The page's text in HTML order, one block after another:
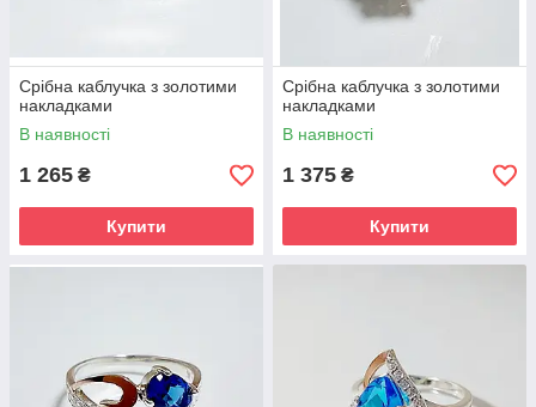
Срібна каблучка з золотими
накладками
В наявності
1 265 ₴
Купити
Срібна каблучка з золотими
накладками
В наявності
1 375 ₴
Купити